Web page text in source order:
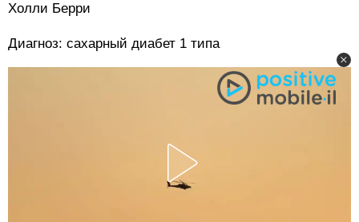
Холли Берри
Диагноз: сахарный диабет 1 типа